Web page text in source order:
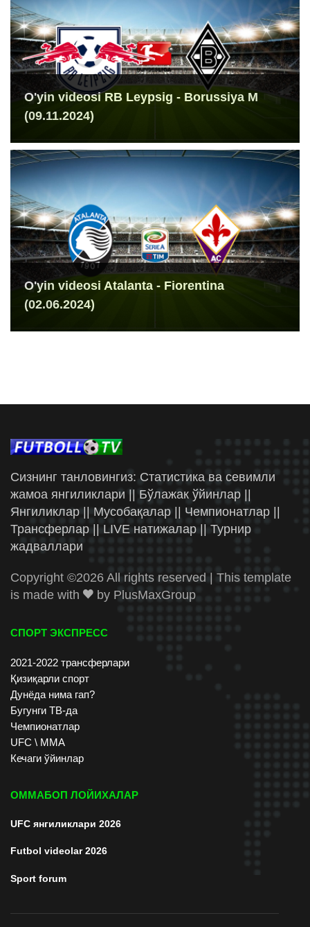
O'yin videosi RB Leypsig - Borussiya M
(09.11.2024)
O'yin videosi Atalanta - Fiorentina
(02.06.2024)
Сизнинг танловингиз: Статистика ва севимли
жамоа янгиликлари || Бўлажак ўйинлар ||
Янгиликлар || Мусобақалар || Чемпионатлар ||
Трансферлар || LIVE натижалар || Турнир
жадваллари
Copyright ©2026 All rights reserved | This template
is made with
by PlusMaxGroup
СПОРТ ЭКСПРЕСС
2021-2022 трансферлари
Қизиқарли спорт
Дунёда нима гап?
Бугунги ТВ-да
Чемпионатлар
UFC \ ММА
Кечаги ўйинлар
ОММАБОП ЛОЙИХАЛАР
UFC янгиликлари 2026
Futbol videolar 2026
Sport forum